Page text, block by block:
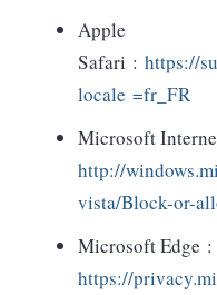
Apple
Safari : https://
locale =fr_FR
Microsoft
http://
vista/Block-or-
Microsoft Edge :
https://